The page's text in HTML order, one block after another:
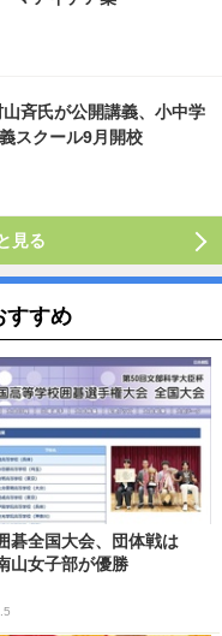
山斉氏が公開講義、小中学
スクール9月開校
見る
すすめ
碁全国大会、団体戦は
山女子部が優勝